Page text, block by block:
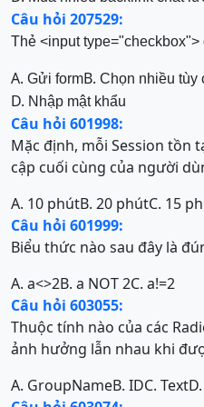
Câu hỏi 207529:
Thẻ <input
A. Gửi formB. Chọn nhiều tùy
D. Nhập mật khẩu
Câu hỏi 601998:
Mặc định, mỗi Session tồn
cập cuối cùng của người
A. 10 phútB. 20 phútC. 15
Câu hỏi 601999:
Biểu thức nào sau đây là
A. a<>2B. a NOT 2C. a!=2
Câu hỏi 603055:
Thuộc tính nào của các
ảnh hưởng lẫn nhau khi
A. GroupNameB. IDC. Text